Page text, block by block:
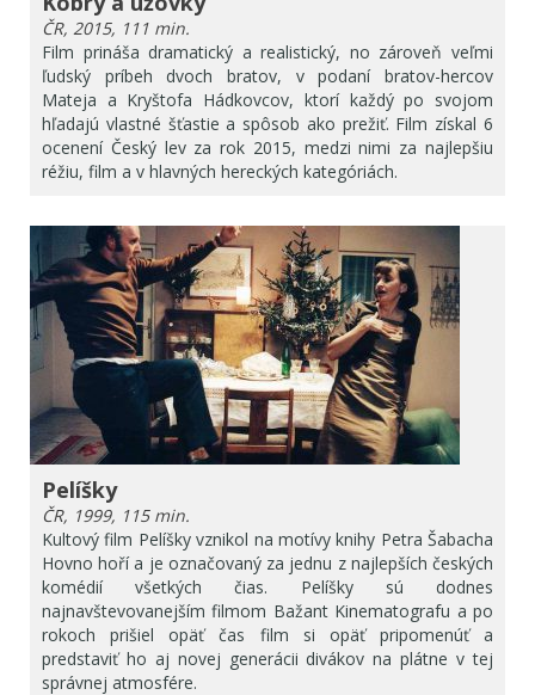
ČR, 2015, 111 min.
Film prináša dramatický a realistický, no zároveň veľmi
ľudský príbeh dvoch bratov, v podaní bratov-hercov
Mateja a Kryštofa Hádkovcov, ktorí každý po svojom
hľadajú vlastné šťastie a spôsob ako prežiť. Film získal 6
ocenení Český lev za rok 2015, medzi nimi za najlepšiu
réžiu, film a v hlavných hereckých kategóriách.
Pelíšky
ČR, 1999, 115 min.
Kultový film Pelíšky vznikol na motívy knihy Petra Šabacha
Hovno hoří a je označovaný za jednu z najlepších českých
komédií všetkých čias. Pelíšky sú dodnes
najnavštevovanejším filmom Bažant Kinematografu a po
rokoch prišiel opäť čas film si opäť pripomenúť a
predstaviť ho aj novej generácii divákov na plátne v tej
správnej atmosfére.